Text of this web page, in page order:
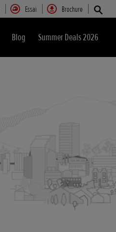
Essai Brochure
Blog Summer Deals 2026